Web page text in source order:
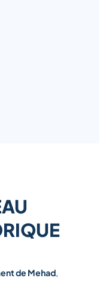
de Mehad,